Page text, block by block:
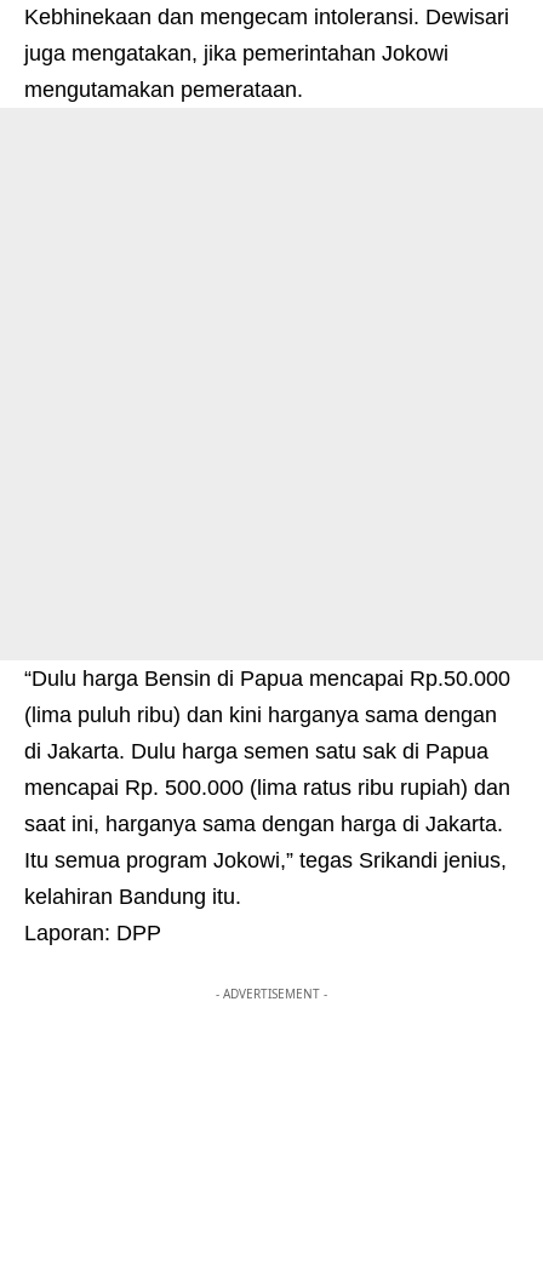
Kebhinekaan dan mengecam intoleransi. Dewisari
juga mengatakan, jika pemerintahan Jokowi
mengutamakan pemerataan.
“Dulu harga Bensin di Papua mencapai Rp.50.000
(lima puluh ribu) dan kini harganya sama dengan
di Jakarta. Dulu harga semen satu sak di Papua
mencapai Rp. 500.000 (lima ratus ribu rupiah) dan
saat ini, harganya sama dengan harga di Jakarta.
Itu semua program Jokowi,” tegas Srikandi jenius,
kelahiran Bandung itu.
Laporan: DPP
- ADVERTISEMENT -